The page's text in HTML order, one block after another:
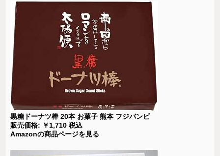
黒糖ドーナツ棒 20本 お菓子 熊本 フジバンビ
販売価格: ￥1,710 税込
Amazonの商品ページを見る